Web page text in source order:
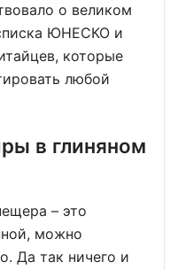
о великом
ЮНЕСКО и
которые
любой
в глиняном
– это
можно
Да так ничего и